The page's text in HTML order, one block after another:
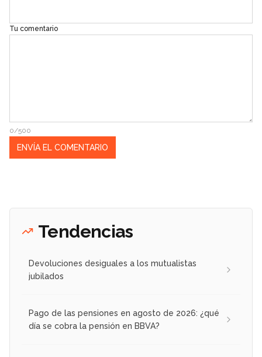
Tu comentario
0/500
Tendencias
Devoluciones desiguales a los mutualistas
jubilados
Pago de las pensiones en agosto de 2026: ¿qué
día se cobra la pensión en BBVA?